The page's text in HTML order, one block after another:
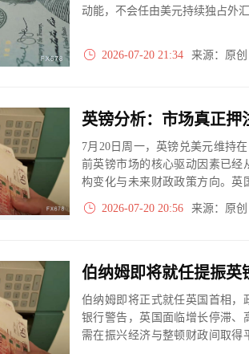
动能，不会任由美元持续独占外
2026-07-20 21:34 来源：原
英镑分析：市场真正押
7月20日周一，英镑兑美元维持
前英镑市场的核心驱动因素已经
构变化与未来财政政策方向。英
近10年内第7位英国首相，其上
模式结束长期不稳定，并计划推
2026-07-20 20:56 来源：原
伯纳姆即将就任提振英
伯纳姆即将正式就任英国首相，
银行警告，英国面临增长停滞、
需在振兴经济与整顿财政间取